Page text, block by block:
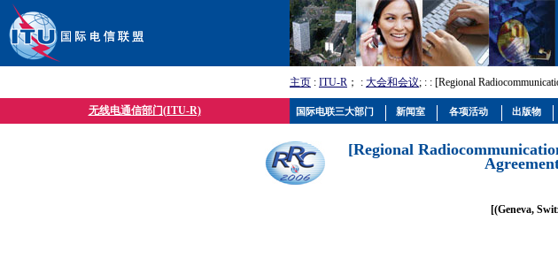
主页 : ITU-R ； : 大会和会议; : : [Regional
无线电通信部门(ITU-R)
[Regional
[(Geneva,
国际电联三大部门 新闻室 各项活动 出版物